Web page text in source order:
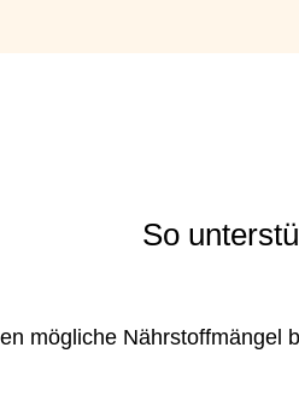
So
mögliche Nährstoffmängel